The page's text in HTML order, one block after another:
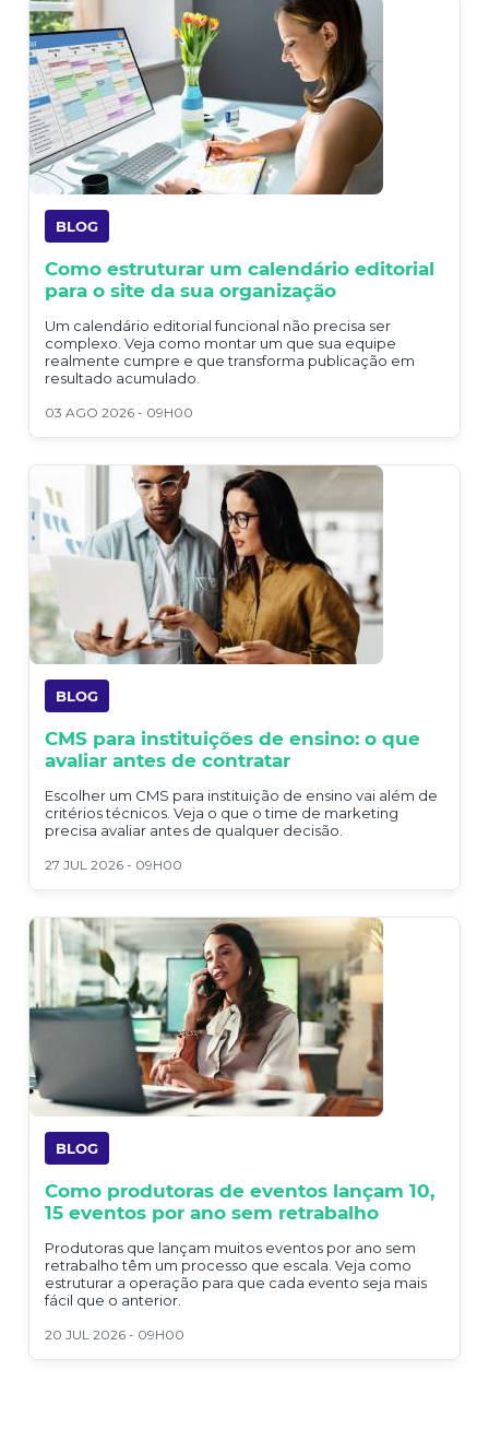
BLOG
Como estruturar um calendário editorial
para o site da sua organização
Um calendário editorial funcional não precisa ser
complexo. Veja como montar um que sua equipe
realmente cumpre e que transforma publicação em
resultado acumulado.
03 AGO 2026 - 09H00
BLOG
CMS para instituições de ensino: o que
avaliar antes de contratar
Escolher um CMS para instituição de ensino vai além de
critérios técnicos. Veja o que o time de marketing
precisa avaliar antes de qualquer decisão.
27 JUL 2026 - 09H00
BLOG
Como produtoras de eventos lançam 10,
15 eventos por ano sem retrabalho
Produtoras que lançam muitos eventos por ano sem
retrabalho têm um processo que escala. Veja como
estruturar a operação para que cada evento seja mais
fácil que o anterior.
20 JUL 2026 - 09H00